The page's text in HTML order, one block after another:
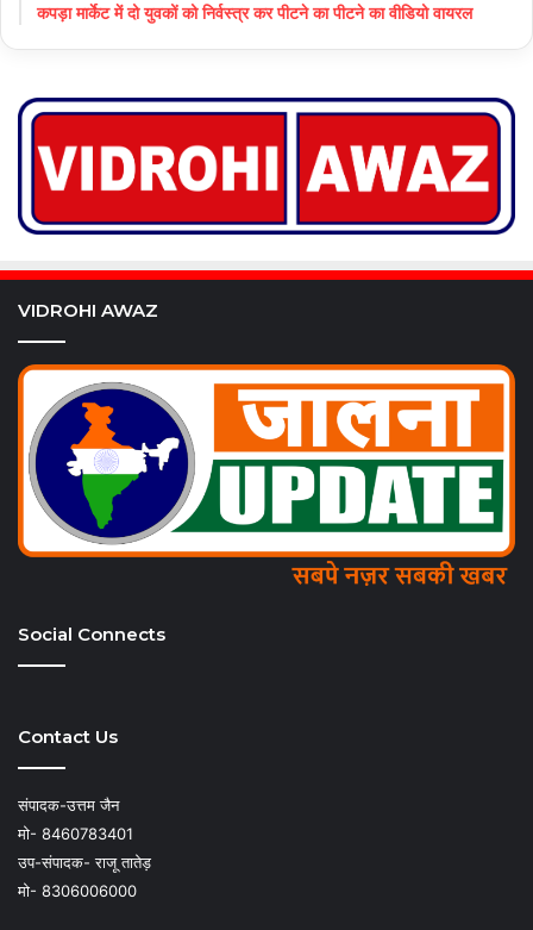
कपड़ा मार्केट में दो युवकों को निर्वस्त्र कर पीटने का पीटने का वीडियो वायरल
VIDROHI AWAZ
Social Connects
Contact Us
संपादक-उत्तम जैन
मो- 8460783401
उप-संपादक- राजू तातेड़
मो- 8306006000